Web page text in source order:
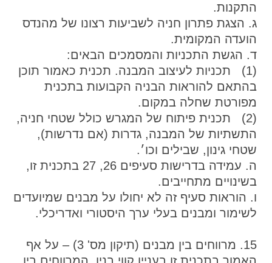
התקנות.
ג. הצגת פתרון חניה לשביעות רצונו של מהנדס
הועדה המקומית.
ד. הגשת התכניות והמסמכים הבאים:
(1) תכניות לעיצוב המבנה. תכנית כאמור תוכן
בהתאם להוראות הבניה הקבועות בתכנית
מפורטת שחלה במקום.
(2) תכנית פיתוח של המגרש כולל שטחי חניה,
התשתיות של המבנה, גדרות (אם נדרשות),
שטחי גינון, שבילים וכו׳.
ה. עמידה בדרישות סעיפים 26, 27 בתכנית זו,
בשינויים מתחייבים.
ו. הוראות סעיף זה לא יחולו על מבנים שמיועדים
לשימור ומבנים בעלי ערך היסטורי ואדריכלי.
15. מרווחים בין מבנים (תיקון מס' 3) – על אף